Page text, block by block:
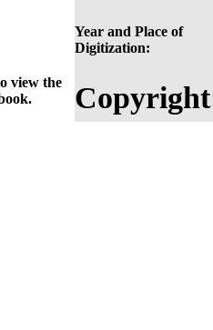
Year and Place of
Digitization:
view the